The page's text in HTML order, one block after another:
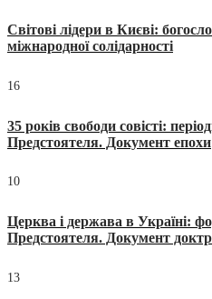
Світові лідери в Києві:
міжнародної солідарності
16
35 років свободи совісті:
Предстоятеля. Документ епохи
10
Церква і держава в Україні:
Предстоятеля. Документ
13